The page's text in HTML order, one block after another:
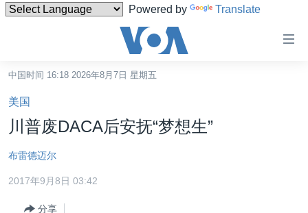
Powered by Translate
碍
链
接
跳
转
内
中国
台湾
港澳
中国时间 16:18 2026年8月7日 星期五
美国
川普废DACA后安抚“梦想生”
布雷德迈尔
2017年9月8日 03:42
分享